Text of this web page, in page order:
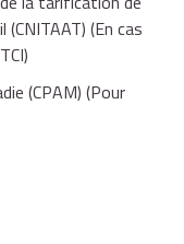
(En cas
(CPAM) (Pour